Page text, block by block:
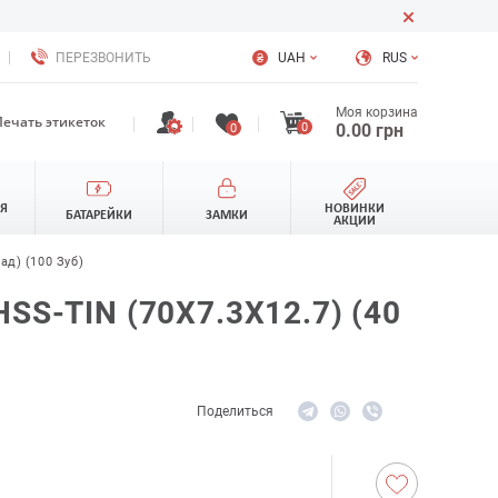
ПЕРЕЗВОНИТЬ UAH RUS
0 0
Моя корзина
0.00 грн
этикеток
БАТАРЕЙКИ ЗАМКИ
НОВИНКИ
АКЦИИ
(100 Зуб)
TIN (70Х7.3Х12.7) (40
Поделиться